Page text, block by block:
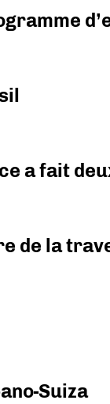
a fait
de la
Suiza